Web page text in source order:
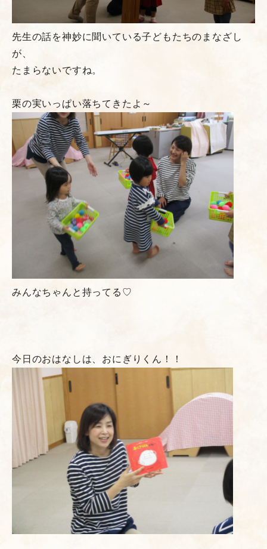
先生の話を神妙に聞いている子どもたちのまなざし
が、
たまらないですね。
栗の実いっぱい落ちてきたよ～
みんなちゃんと持ってる♡
今日のおはなしは、おにぎりくん！！